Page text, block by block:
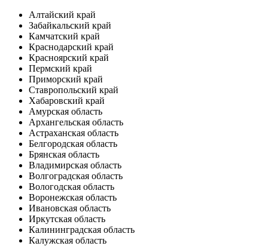
Алтайский край
Забайкальский край
Камчатский край
Краснодарский край
Красноярский край
Пермский край
Приморский край
Ставропольский край
Хабаровский край
Амурская область
Архангельская область
Астраханская область
Белгородская область
Брянская область
Владимирская область
Волгоградская область
Вологодская область
Воронежская область
Ивановская область
Иркутская область
Калининградская область
Калужская область